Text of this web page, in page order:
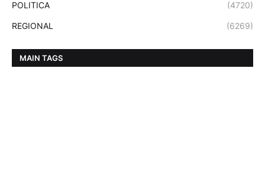
POLITICA (4720)
REGIONAL (6269)
MAIN TAGS